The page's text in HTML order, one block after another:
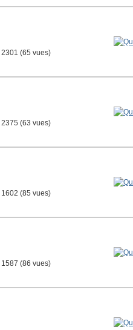
2301 (65 vues)
2375 (63 vues)
1602 (85 vues)
1587 (86 vues)